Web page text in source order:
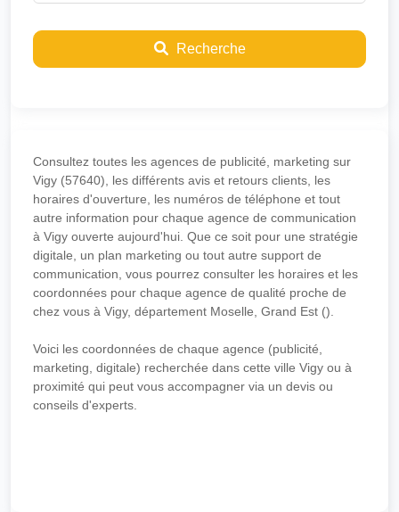
Recherche
Consultez toutes les agences de publicité, marketing sur
Vigy (57640), les différents avis et retours clients, les
horaires d'ouverture, les numéros de téléphone et tout
autre information pour chaque agence de communication
à Vigy ouverte aujourd'hui. Que ce soit pour une stratégie
digitale, un plan marketing ou tout autre support de
communication, vous pourrez consulter les horaires et les
coordonnées pour chaque agence de qualité proche de
chez vous à Vigy, département Moselle, Grand Est ().
Voici les coordonnées de chaque agence (publicité,
marketing, digitale) recherchée dans cette ville Vigy ou à
proximité qui peut vous accompagner via un devis ou
conseils d'experts.